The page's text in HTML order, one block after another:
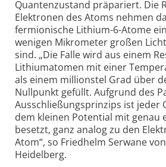
Quantenzustand präpariert. Die
Elektronen des Atoms nehmen
fermionische Lithium-6-Atome
wenigen Mikrometer großen
sind. „Die Falle wird aus einem
Lithiumatomen mit einer
als einem millionstel Grad über
Nullpunkt gefüllt. Aufgrund des
Ausschließungsprinzips ist jeder
dem kleinen Potential mit genau
besetzt, ganz analog zu den
Atom“, so Friedhelm Serwane
Heidelberg.